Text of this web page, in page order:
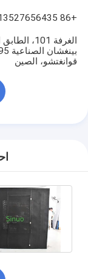
+86 13527656435
قوانغتشو، الصين